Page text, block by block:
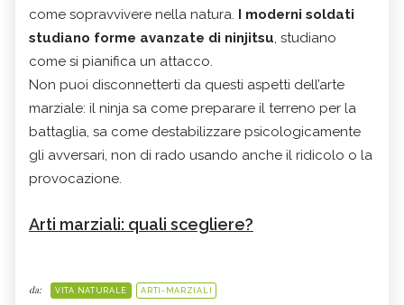
come sopravvivere nella natura. I moderni soldati
studiano forme avanzate di ninjitsu, studiano
come si pianifica un attacco.
Non puoi disconnetterti da questi aspetti dell’arte
marziale: il ninja sa come preparare il terreno per la
battaglia, sa come destabilizzare psicologicamente
gli avversari, non di rado usando anche il ridicolo o la
provocazione.
Arti marziali: quali scegliere?
da: VITA NATURALE ARTI-MARZIALI